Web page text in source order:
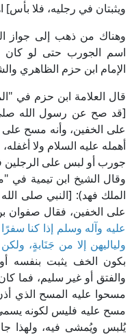
ويثبتان في رجليه، فلا بأس]
وهناك من ذهب إلى جواز
اسم الجورب حتى لو كان
الإمام ابن حزم الظاهري
[قد صح عن رسول الله صلى
على الخفين، وأنه مسح على
أهمله عليه السلام ولا
جورب أو لبس على الرجلين
الملك فهد): [النبي صلى
على الخفين، فقال صفوان
عليه وآله وسلم إذا كنا سفرًا
ولياليهن إلا من جَنَابةٍ،
بكون الخف يثبت بنفسه
والفتق أو غير سليم، فما
مسحوا عليه المسح الذي
مسح عليه فليس لكونه
يُلبس ويُمشى فيه، ولهذا